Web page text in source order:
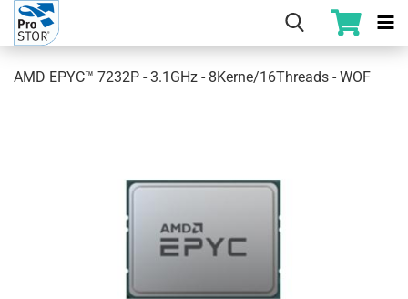
AMD EPYC™ 7232P - 3.1GHz - 8Kerne/16Threads - WOF